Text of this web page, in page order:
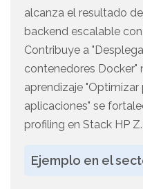
alcanza el resultado
backend escalable
Contribuye a
contenedores Docker"
aprendizaje
aplicaciones" se
profiling en Stack HP Z.
Ejemplo en el